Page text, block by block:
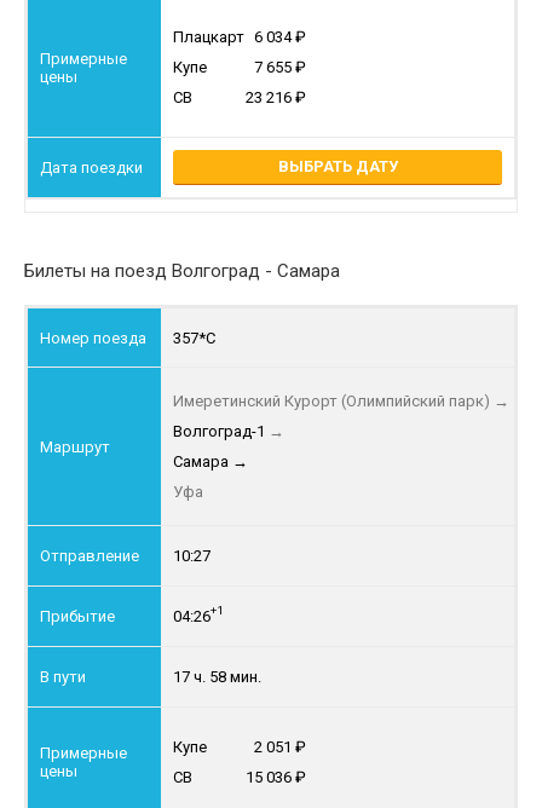
Плацкарт 6 034
Купе
7 655
СВ
23 216
ВЫБРАТЬ ДАТУ
Билеты на поезд Волгоград - Самара
357*С
Имеретинский Курорт (Олимпийский парк) →
Волгоград-1 →
Самара →
Уфа
10:27
04:26+1
17 ч. 58 мин.
Купе
2 051
СВ
15 036